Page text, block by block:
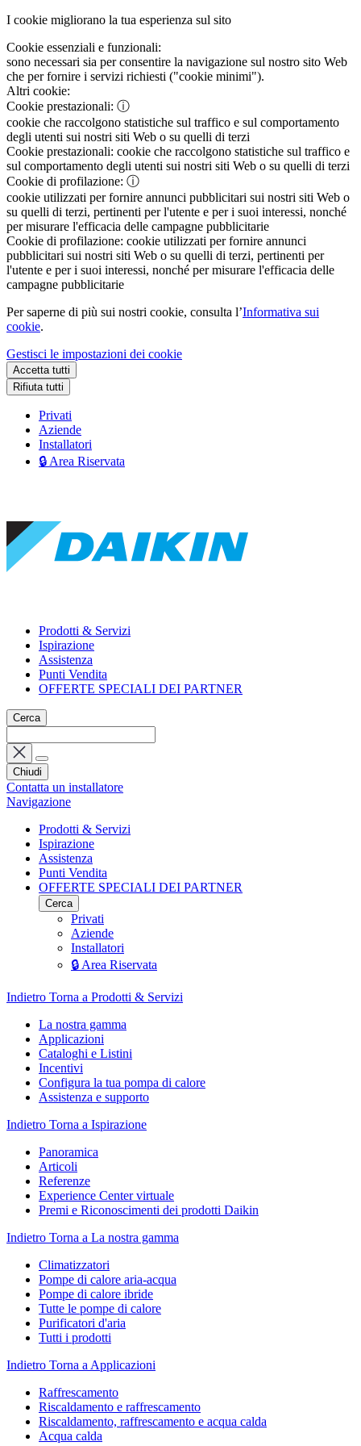
I cookie migliorano la tua esperienza sul sito
Cookie essenziali e funzionali:
sono necessari sia per consentire la navigazione sul nostro sito Web
che per fornire i servizi richiesti ("cookie minimi").
Altri cookie:
Cookie prestazionali: ⓘ
cookie che raccolgono statistiche sul traffico e sul comportamento
degli utenti sui nostri siti Web o su quelli di terzi
Cookie prestazionali: cookie che raccolgono statistiche sul traffico e
sul comportamento degli utenti sui nostri siti Web o su quelli di terzi
Cookie di profilazione: ⓘ
cookie utilizzati per fornire annunci pubblicitari sui nostri siti Web o
su quelli di terzi, pertinenti per l'utente e per i suoi interessi, nonché
per misurare l'efficacia delle campagne pubblicitarie
Cookie di profilazione: cookie utilizzati per fornire annunci
pubblicitari sui nostri siti Web o su quelli di terzi, pertinenti per
l'utente e per i suoi interessi, nonché per misurare l'efficacia delle
campagne pubblicitarie
Per saperne di più sui nostri cookie, consulta l’Informativa sui
cookie.
Gestisci le impostazioni dei cookie
Accetta tutti
Rifiuta tutti
Privati
Aziende
Installatori
🔒 Area Riservata
Prodotti & Servizi
Ispirazione
Assistenza
Punti Vendita
OFFERTE SPECIALI DEI PARTNER
Cerca
Chiudi
Contatta un installatore
Navigazione
Prodotti & Servizi
Ispirazione
Assistenza
Punti Vendita
OFFERTE SPECIALI DEI PARTNER
Cerca
Privati
Aziende
Installatori
🔒 Area Riservata
Indietro Torna a Prodotti & Servizi
La nostra gamma
Applicazioni
Cataloghi e Listini
Incentivi
Configura la tua pompa di calore
Assistenza e supporto
Indietro Torna a Ispirazione
Panoramica
Articoli
Referenze
Experience Center virtuale
Premi e Riconoscimenti dei prodotti Daikin
Indietro Torna a La nostra gamma
Climatizzatori
Pompe di calore aria-acqua
Pompe di calore ibride
Tutte le pompe di calore
Purificatori d'aria
Tutti i prodotti
Indietro Torna a Applicazioni
Raffrescamento
Riscaldamento e raffrescamento
Riscaldamento, raffrescamento e acqua calda
Acqua calda